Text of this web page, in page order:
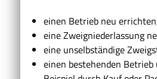
einen Betrieb neu
eine Zweigniederlassung
eine unselbständige
einen bestehenden